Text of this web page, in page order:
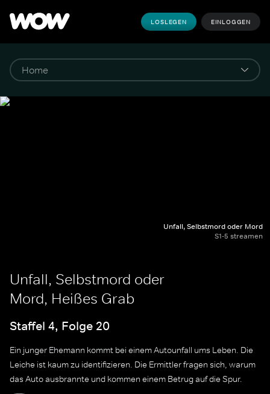
LOSLEGEN EINLOGGEN
Unfall, Selbstmord oder Mord
S1-5 streamen
Unfall, Selbstmord oder
Mord, Heißes Grab
Staffel 4, Folge 20
Ein junger Ehemann kommt bei einem Autounfall ums Leben. Die
Leiche ist kaum zu identifizieren. Die Ermittler fragen sich, warum
das Auto ausbrannte und kommen einem Betrug auf die Spur.